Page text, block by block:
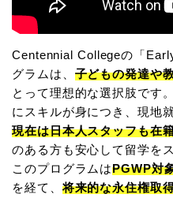
Centennial Collegeの「
グラムは、 子どもの発達や
とって理想的な選択肢です
にスキルが身につき、現地
現在は日本人スタッフも在
のある方も安心して留学を
このプログラムはPGWP対
を経て、将来的な永住権取